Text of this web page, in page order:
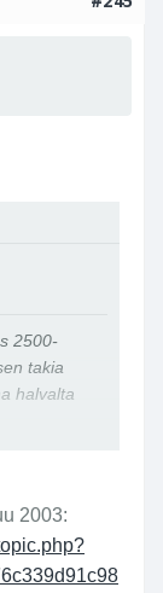
2500-
takia
halvalta
2003: